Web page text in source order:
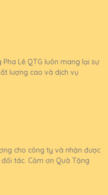
Lê QTG luôn mang lại sự
lượng cao và dịch vụ
cho công ty và nhận được
tác. Cảm ơn Quà Tặng